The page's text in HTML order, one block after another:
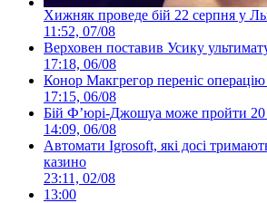
Хижняк проведе бій 22 серпня у
11:52, 07/08
Верховен поставив Усику
17:18, 06/08
Конор Макгрегор переніс операцію
17:15, 06/08
Бій Ф’юрі-Джошуа може пройти 20
14:09, 06/08
Автомати Igrosoft, які досі
казино
23:11, 02/08
13:00